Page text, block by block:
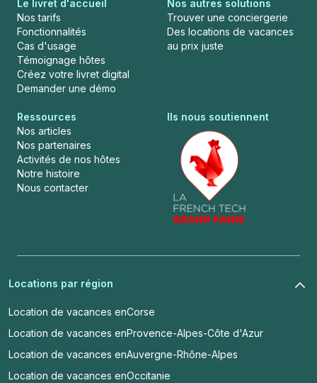
Le livret d'accueil
Nos tarifs
Fonctionnalités
Cas d'usage
Témoignage hôtes
Créez votre livret digital
Demander une démo
Nos autres solutions
Trouver une conciergerie
Des locations de vacances
au prix juste
Ressources
Nos articles
Nos partenaires
Activités de nos hôtes
Notre histoire
Nous contacter
Ils nous soutiennent
Locations par région
Location de vacances enCorse
Location de vacances enProvence-Alpes-Côte d'Azur
Location de vacances enAuvergne-Rhône-Alpes
Location de vacances enOccitanie